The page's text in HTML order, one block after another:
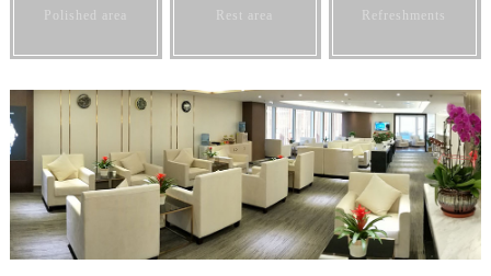
Polished area Rest area Refreshments